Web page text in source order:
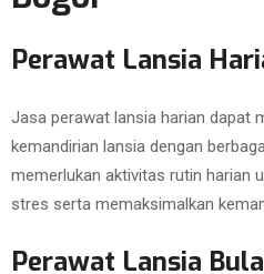
Perawat Lansia
Jasa perawat lansia harian dapat
kemandirian lansia dengan
memerlukan aktivitas rutin harian
stres serta memaksimalkan
Perawat Lansia